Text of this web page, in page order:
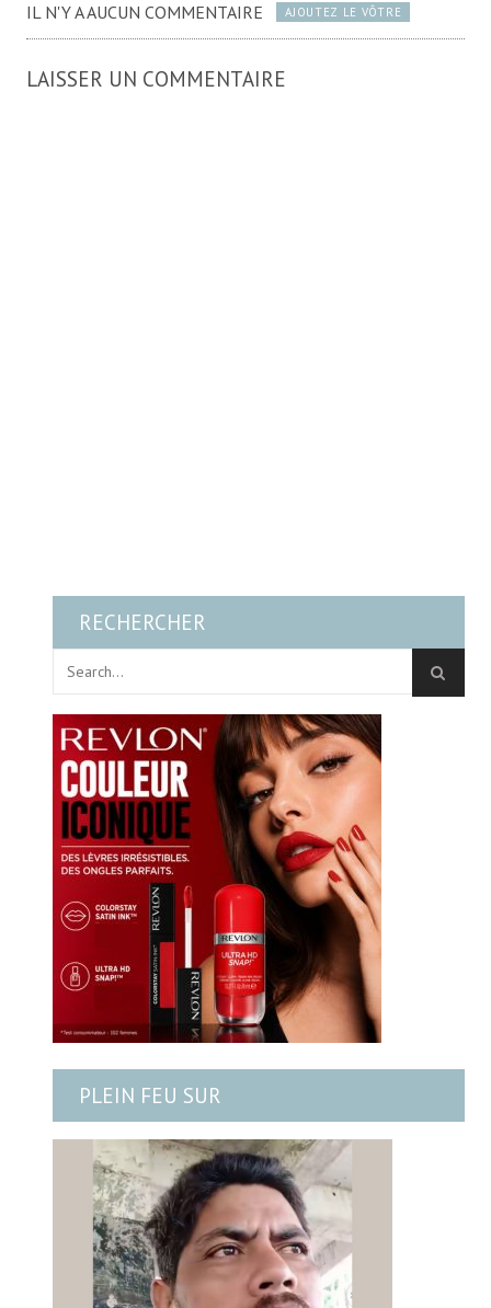
IL N'Y A AUCUN COMMENTAIRE AJOUTEZ LE VÔTRE
LAISSER UN COMMENTAIRE
RECHERCHER
PLEIN FEU SUR